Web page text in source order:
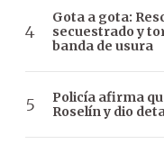
Gota a gota:
secuestrado y
banda de usura
Policía afirma
Roselín y dio